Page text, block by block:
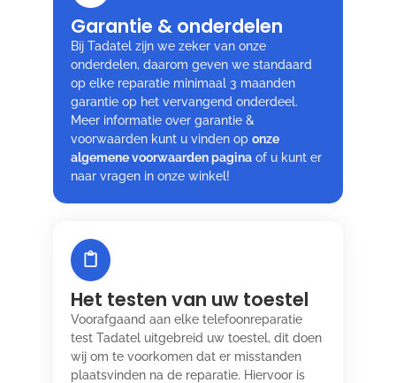
Garantie & onderdelen
Bij Tadatel zijn we zeker van onze
onderdelen, daarom geven we standaard
op elke reparatie minimaal 3 maanden
garantie op het vervangend onderdeel.
Meer informatie over garantie &
voorwaarden kunt u vinden op onze
algemene voorwaarden pagina of u kunt er
naar vragen in onze winkel!
Het testen van uw toestel
Voorafgaand aan elke telefoonreparatie
test Tadatel uitgebreid uw toestel, dit doen
wij om te voorkomen dat er misstanden
plaatsvinden na de reparatie. Hiervoor is